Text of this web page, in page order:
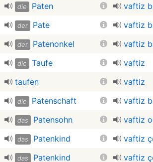
die Paten vaftiz
der Pate vaftiz
der Patenonkel vaftiz
die Taufe
vaftiz
taufen
vaftiz
die Patenschaft vaftiz
das Patensohn vaftiz
das Patenkind vaftiz
das Patenkind vaftiz